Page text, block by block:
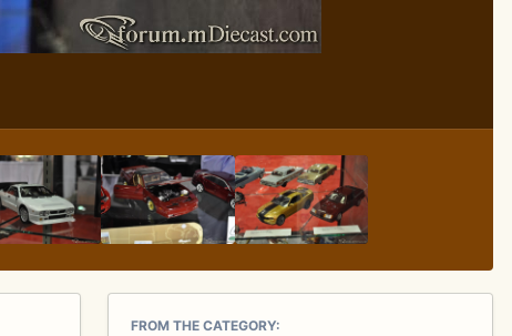
FROM THE CATEGORY: